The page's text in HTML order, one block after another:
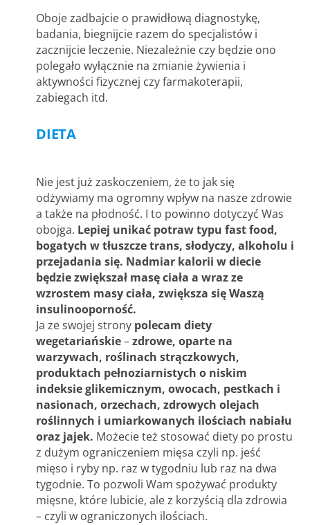
Oboje zadbajcie o prawidłową diagnostykę,
badania, biegnijcie razem do specjalistów i
zacznijcie leczenie. Niezależnie czy będzie ono
polegało wyłącznie na zmianie żywienia i
aktywności fizycznej czy farmakoterapii,
zabiegach itd.
DIETA
Nie jest już zaskoczeniem, że to jak się
odżywiamy ma ogromny wpływ na nasze zdrowie
a także na płodność. I to powinno dotyczyć Was
obojga. Lepiej unikać potraw typu fast food,
bogatych w tłuszcze trans, słodyczy, alkoholu i
przejadania się. Nadmiar kalorii w diecie
będzie zwiększał masę ciała a wraz ze
wzrostem masy ciała, zwiększa się Waszą
insulinooporność.
Ja ze swojej strony polecam diety
wegetariańskie–zdrowe, oparte na
warzywach, roślinach strączkowych,
produktach pełnoziarnistych o niskim
indeksie glikemicznym, owocach, pestkach i
nasionach, orzechach, zdrowych olejach
roślinnych i umiarkowanych ilościach nabiału
oraz jajek. Możecie też stosować diety po prostu
z dużym ograniczeniem mięsa czyli np. jeść
mięso i ryby np. raz w tygodniu lub raz na dwa
tygodnie. To pozwoli Wam spożywać produkty
mięsne, które lubicie, ale z korzyścią dla zdrowia
– czyli w ograniczonych ilościach.